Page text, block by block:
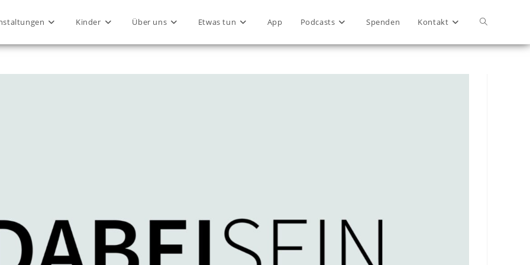
Kinder Über uns Etwas tun App Podcasts Spenden Kontakt